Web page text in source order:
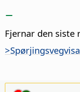
−
Fjernar den siste